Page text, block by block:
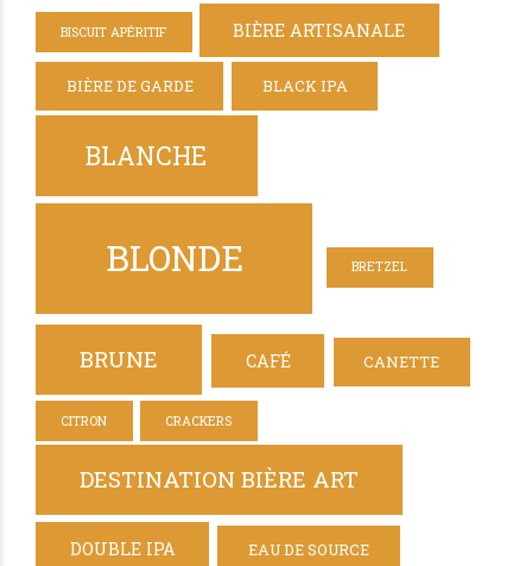
BISCUIT APÉRITIF BIÈRE ARTISANALE
BIÈRE DE GARDE BLACK IPA
BLANCHE
BLONDE BRETZEL
BRUNE CAFÉ CANETTE
CITRON CRACKERS
DESTINATION BIÈRE ART
DOUBLE IPA EAU DE SOURCE